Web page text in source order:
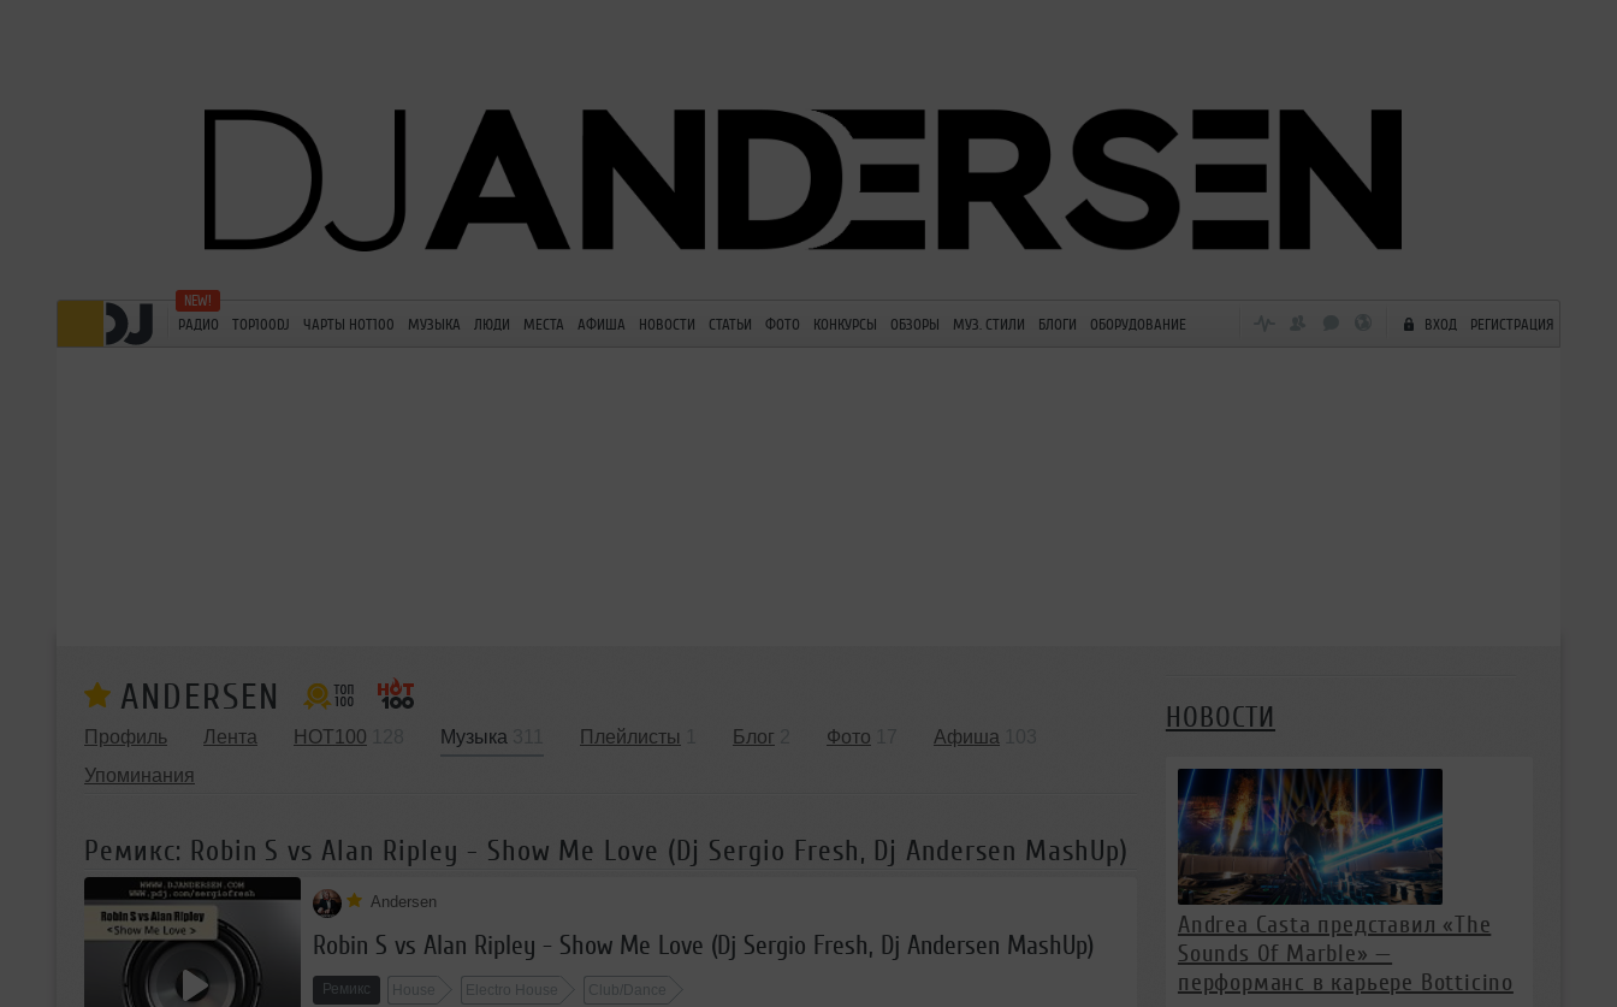
РАДИО TOP100DJ ЧАРТЫ HOT100 МУЗЫКА ЛЮДИ МЕСТА АФИША НОВОСТИ СТАТЬИ ФОТО КОНКУРСЫ ОБЗОРЫ МУЗ. СТИЛИ БЛОГИ ОБОРУДОВАНИЕ ВХОД РЕГИСТРАЦИЯ
ANDERSEN
Профиль Лента HOT100 Музыка Плейлисты Блог Фото Афиша
Упоминания
Ремикс: Robin S vs Alan Ripley - Show Me Love (Dj Sergio Fresh, Dj Andersen MashUp)
Andersen
Robin S vs Alan Ripley - Show Me Love (Dj Sergio Fresh, Dj Andersen MashUp)
Ремикс House Electro House Club/Dance
НОВОСТИ
Andrea Casta представил «The
Sounds Of Marble» —
перформанс в карьере Botticino